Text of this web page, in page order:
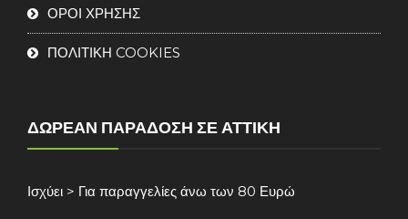
ΟΡΟΙ ΧΡΗΣΗΣ
ΠΟΛΙΤΙΚΗ COOKIES
ΔΩΡΕΆΝ ΠΑΡΆΔΟΣΗ ΣΕ ΑΤΤΙΚΉ
Ισχύει > Για παραγγελίες άνω των 80 Ευρώ